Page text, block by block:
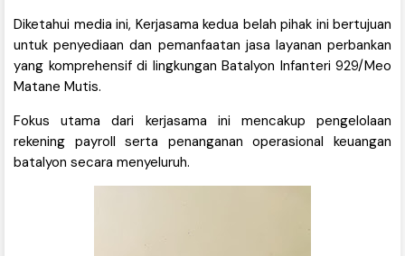
Diketahui media ini, Kerjasama kedua belah pihak ini bertujuan
untuk penyediaan dan pemanfaatan jasa layanan perbankan
yang komprehensif di lingkungan Batalyon Infanteri 929/Meo
Matane Mutis.
Fokus utama dari kerjasama ini mencakup pengelolaan
rekening payroll serta penanganan operasional keuangan
batalyon secara menyeluruh.